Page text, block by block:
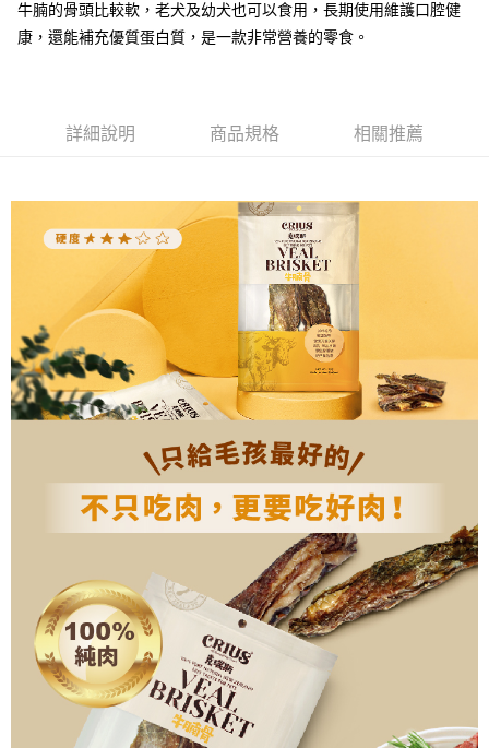
牛腩的骨頭比較軟，老犬及幼犬也可以食用，長期使用維護口腔健
康，還能補充優質蛋白質，是一款非常營養的零食。
詳細說明 商品規格 相關推薦